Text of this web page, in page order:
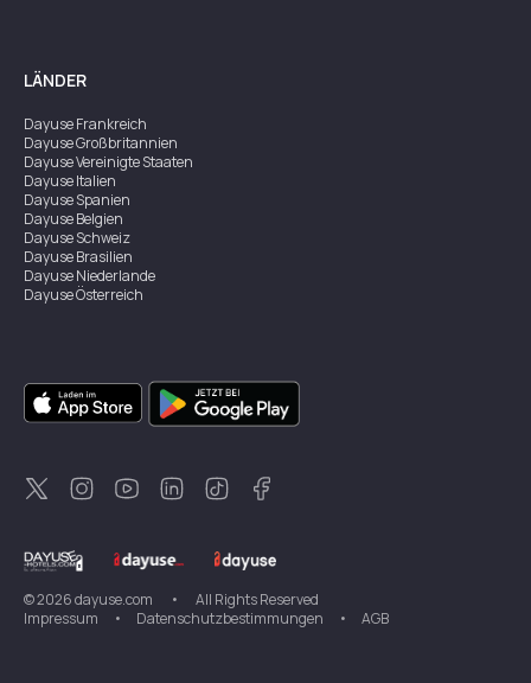
LÄNDER
DayuseFrankreich
DayuseGroßbritannien
DayuseVereinigte Staaten
DayuseItalien
DayuseSpanien
DayuseBelgien
DayuseSchweiz
DayuseBrasilien
DayuseNiederlande
DayuseÖsterreich
DayuseSingapur
DayuseZweden
DayuseThailand
DayuseNeuseeland
DayuseTürkei
©2026dayuse.com •
All Rights Reserved
Impressum
• Datenschutzbestimmungen • AGB